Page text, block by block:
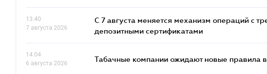
13.40
7 августа 2026
С 7 августа меняется механизм операций с
депозитными сертификатами
14.04
6 августа 2026
Табачные компании ожидают новые правила